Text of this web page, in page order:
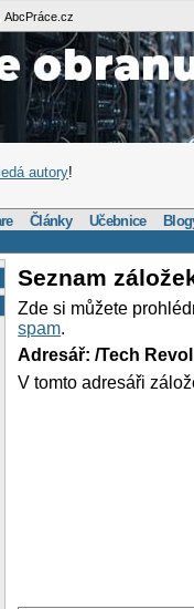
AbcPráce.cz
autory!
Články Učebnice
Seznam
Zde si můžete
spam.
Adresář: /Tech
V tomto adresáři